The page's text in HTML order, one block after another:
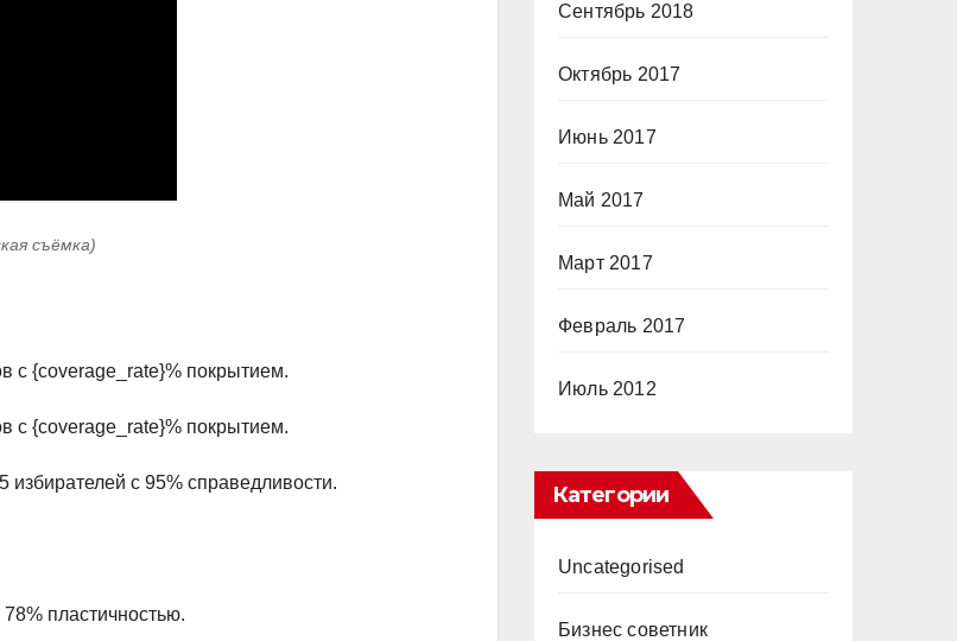
съёмка)
с {coverage_rate}% покрытием.
с {coverage_rate}% покрытием.
с 95% справедливости.
пластичностью.
Сентябрь 2018
Октябрь 2017
Июнь 2017
Май 2017
Март 2017
Февраль 2017
Июль 2012
Категории
Uncategorised
Бизнес советник